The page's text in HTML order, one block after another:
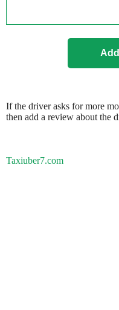
If the driver asks for more
then add a review about the
Taxiuber7.com